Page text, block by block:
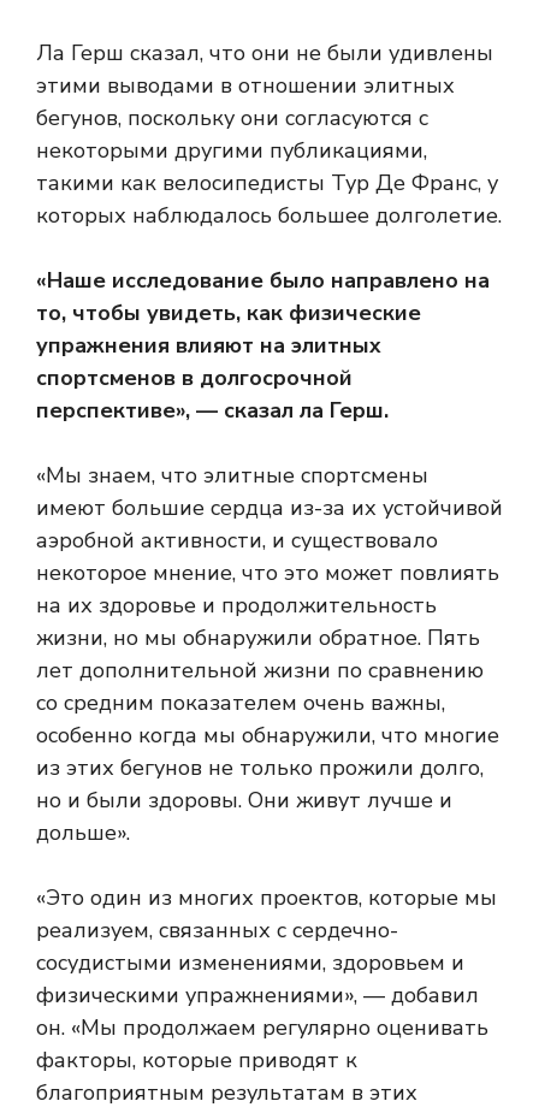
Ла Герш сказал, что они не были удивлены
этими выводами в отношении элитных
бегунов, поскольку они согласуются с
некоторыми другими публикациями,
такими как велосипедисты Тур Де Франс, у
которых наблюдалось большее долголетие.
«Наше исследование было направлено на
то, чтобы увидеть, как физические
упражнения влияют на элитных
спортсменов в долгосрочной
перспективе», — сказал ла Герш.
«Мы знаем, что элитные спортсмены
имеют большие сердца из-за их устойчивой
аэробной активности, и существовало
некоторое мнение, что это может повлиять
на их здоровье и продолжительность
жизни, но мы обнаружили обратное. Пять
лет дополнительной жизни по сравнению
со средним показателем очень важны,
особенно когда мы обнаружили, что многие
из этих бегунов не только прожили долго,
но и были здоровы. Они живут лучше и
дольше».
«Это один из многих проектов, которые мы
реализуем, связанных с сердечно-
сосудистыми изменениями, здоровьем и
физическими упражнениями», — добавил
он. «Мы продолжаем регулярно оценивать
факторы, которые приводят к
благоприятным результатам в этих